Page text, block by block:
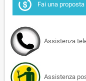
Fai una
Assistenza
Assistenza